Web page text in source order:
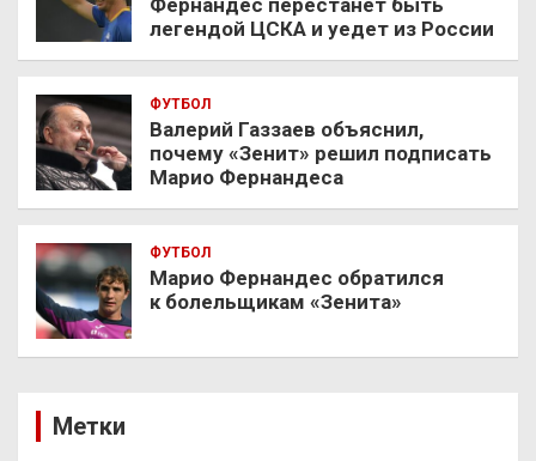
Фернандес перестанет быть
легендой ЦСКА и уедет из России
ФУТБОЛ
Валерий Газзаев объяснил,
почему «Зенит» решил подписать
Марио Фернандеса
ФУТБОЛ
Марио Фернандес обратился
к болельщикам «Зенита»
Метки